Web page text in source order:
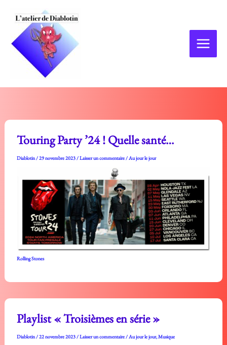
contenu
Touring Party ’24 ! Quelle santé…
Diablotin/29 novembre 2023/Laisser un commentaire/Au jour le jour
Rolling Stones
Playlist « Troisièmes en série »
Diablotin/22 novembre 2023/Laisser un commentaire/Au jour le jour,Musique